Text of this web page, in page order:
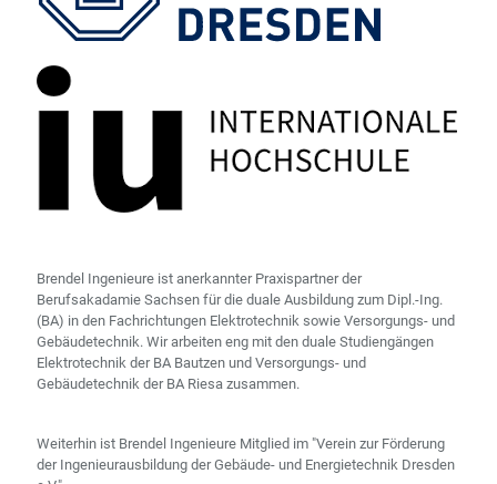
Brendel Ingenieure ist anerkannter Praxispartner der
Berufsakadamie Sachsen für die duale Ausbildung zum Dipl.-Ing.
(BA) in den Fachrichtungen Elektrotechnik sowie Versorgungs- und
Gebäudetechnik. Wir arbeiten eng mit den duale Studiengängen
Elektrotechnik der BA Bautzen und Versorgungs- und
Gebäudetechnik der BA Riesa zusammen.
Weiterhin ist Brendel Ingenieure Mitglied im "Verein zur Förderung
der Ingenieurausbildung der Gebäude- und Energietechnik Dresden